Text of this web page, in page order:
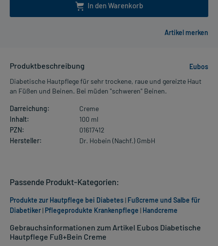
In den Warenkorb
Produktbeschreibung
Eubos
Diabetische Hautpflege für sehr trockene, raue und gereizte Haut
an Füßen und Beinen. Bei müden "schweren" Beinen.
Darreichung:
Creme
Inhalt:
100 ml
PZN:
01617412
Hersteller:
Dr. Hobein (Nachf.) GmbH
Gebrauchsinformationen zum Artikel Eubos Diabetische
Hautpflege Fuß+Bein Creme
Passende Produkt-Kategorien:
Produkte zur Hautpflege bei Diabetes| Fußcreme und Salbe für
Diabetiker| Pflegeprodukte Krankenpflege | Handcreme